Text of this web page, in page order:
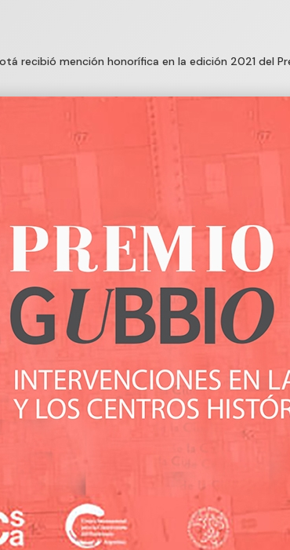
recibió mención honorífica en la edición 2021 del